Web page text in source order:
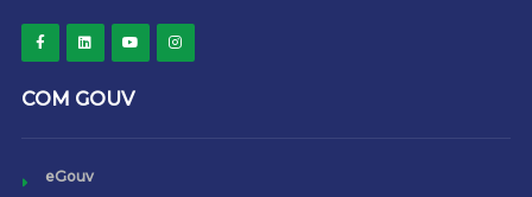
COM GOUV
eGouv